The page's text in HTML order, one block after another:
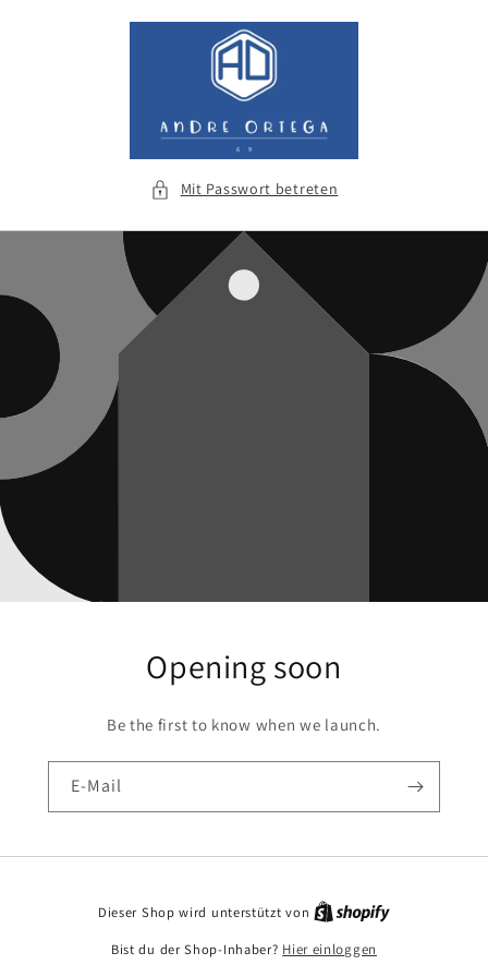
Mit Passwort betreten
Opening soon
Be the first to know when we launch.
E-Mail
Dieser Shop wird unterstützt von
Bist du der Shop-Inhaber? Hier einloggen